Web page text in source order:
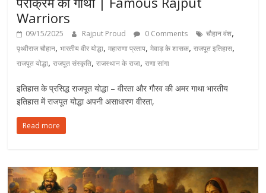
Warriors
09/15/2025 Rajput Proud 0 Comments चौहान वंश,
पृथ्वीराज चौहान,भारतीय वीर योद्धा,महाराणा प्रताप,मेवाड़ के शासक,राजपूत इतिहास,
राजपूत योद्धा,राजपूत संस्कृति,राजस्थान के राजा,राणा सांगा
इतिहास के प्रसिद्ध राजपूत योद्धा – वीरता और गौरव की अमर गाथा भारतीय
इतिहास में राजपूत योद्धा अपनी असाधारण वीरता,
Read more